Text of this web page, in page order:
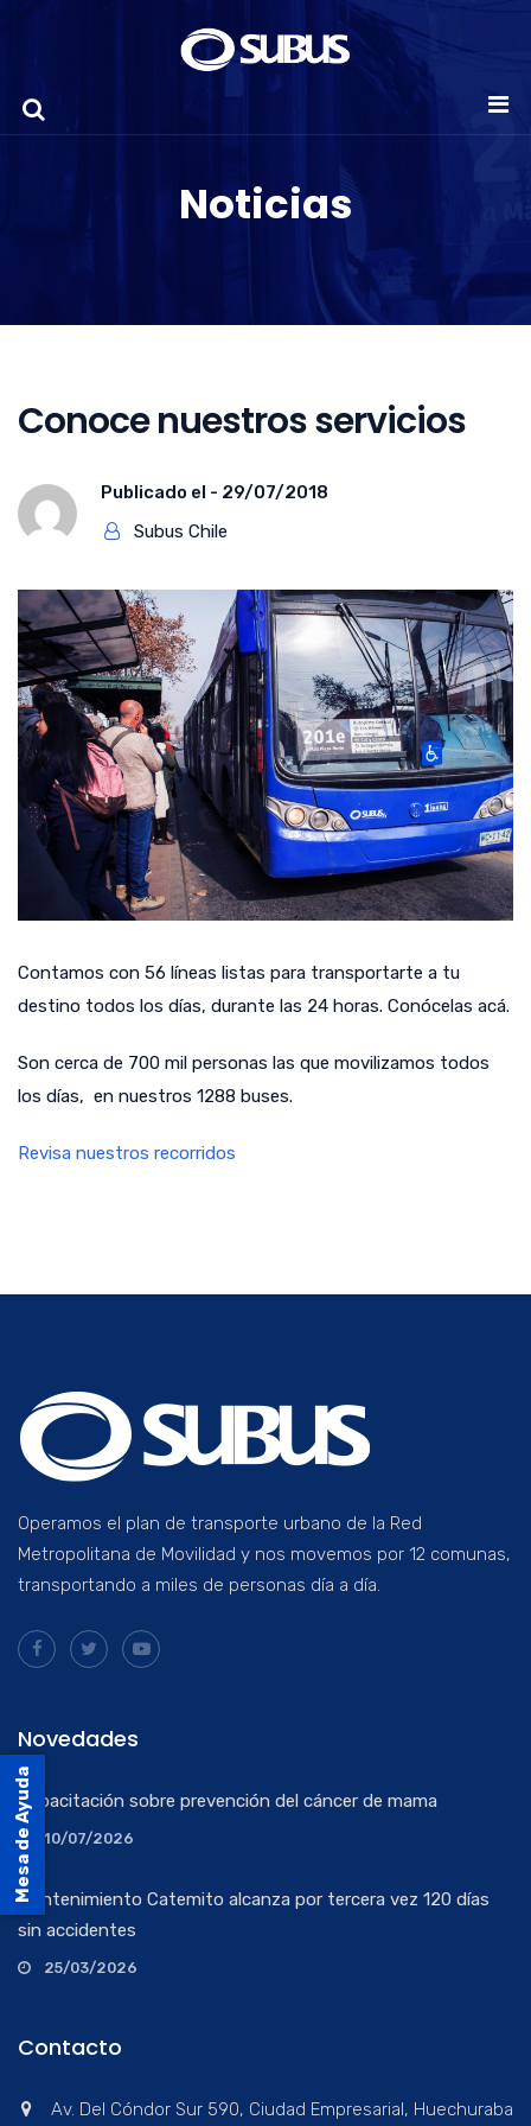
Noticias
Conoce nuestros servicios
Publicado el - 29/07/2018
Subus Chile
Contamos con 56 líneas listas para transportarte a tu
destino todos los días, durante las 24 horas. Conócelas acá.
Son cerca de 700 mil personas las que movilizamos todos
los días, en nuestros 1288 buses.
Revisa nuestros recorridos
Operamos el plan de transporte urbano de la Red
Metropolitana de Movilidad y nos movemos por 12 comunas,
transportando a miles de personas día a día.
Novedades
Capacitación sobre prevención del cáncer de mama
10/07/2026
Mantenimiento Catemito alcanza por tercera vez 120 días
sin accidentes
25/03/2026
Contacto
Av. Del Cóndor Sur 590, Ciudad Empresarial, Huechuraba
Mesa de Ayuda